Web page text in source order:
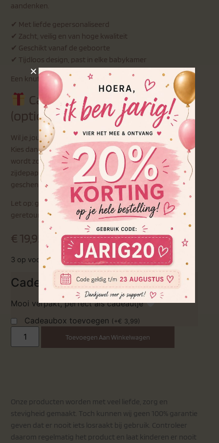
aandenken.
✔ Met liefde gepersonaliseerd
✔ Zacht, veilig en van hoge kwaliteit
✔ Geschikt vanaf de geboorte
✔ Tijdloos design, past in elke babykamer
Een knuffel om te kroelen, te troosten en te bewaren
Cadeauverpakking
(optioneel)
Wil je jouw bestelling extra speciaal maken?
Kies dan voor onze geschenkverpakking. De knuffel
wordt zorgvuldig ingepakt in een geschenkdoos met
zijdepapier, direct klaar om cadeau te geven. De
geschenkdoos is €4,00 per stuk.
Let op: gepersonaliseerde producten kunnen niet
geretourneerd worden.
€19,95 Incl. BTW
3 op voorraad (kan nabesteld worden)
Cadeau doos
Mooi verpakt, perfect als cadeautje
Cadeaubox toevoegen (+€ 3,99)
Toevoegen Aan Winkelwagen
Onze producten worden met veel liefde, zorg en
stevigheid gemaakt. Toch kunnen wij geen 100% garantie
geven dat er nooit iets losraakt bij gebruik. Controleer
daarom regelmatig het product en laat kinderen er nooit